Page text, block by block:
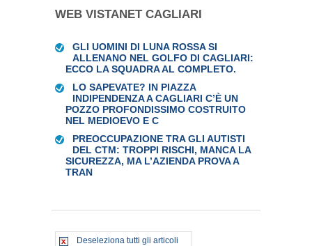
WEB VISTANET CAGLIARI
GLI UOMINI DI LUNA ROSSA SI
ALLENANO NEL GOLFO DI CAGLIARI:
ECCO LA SQUADRA AL COMPLETO.
LO SAPEVATE? IN PIAZZA
INDIPENDENZA A CAGLIARI C’È UN
POZZO PROFONDISSIMO COSTRUITO
NEL MEDIOEVO E C
PREOCCUPAZIONE TRA GLI AUTISTI
DEL CTM: TROPPI RISCHI, MANCA LA
SICUREZZA, MA L’AZIENDA PROVA A
TRAN
Deseleziona tutti gli articoli